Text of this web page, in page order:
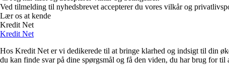
Ved tilmelding til nyhedsbrevet accepterer du vores vilkår og
Lær os at kende
Kredit Net
Kredit Net
Hos Kredit Net er vi dedikerede til at bringe klarhed og indsigt til din
du kan finde svar på dine spørgsmål og få den viden, du har brug for